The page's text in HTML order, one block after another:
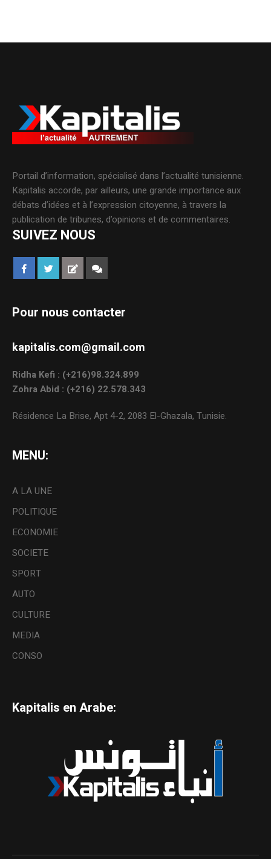
Portail d’information, spécialisé dans l’actualité tunisienne.
Kapitalis accorde, par ailleurs, une grande importance aux
débats d’idées et à l’expression citoyenne, à travers la
publication de tribunes, d’opinions et de commentaires.
SUIVEZ NOUS
Pour nous contacter
kapitalis.com@gmail.com
Ridha Kefi : (+216)98.324.899
Zohra Abid : (+216) 22.578.343
Résidence La Brise, Apt 4-2, 2083 El-Ghazala, Tunisie.
MENU:
A LA UNE
POLITIQUE
ECONOMIE
SOCIETE
SPORT
AUTO
CULTURE
MEDIA
CONSO
Kapitalis en Arabe: